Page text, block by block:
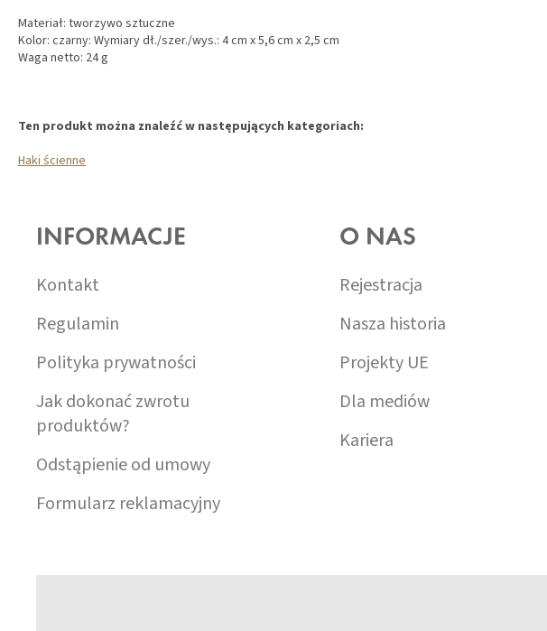
Materiał: tworzywo sztuczne
Kolor: czarny: Wymiary dł./szer./wys.: 4 cm x 5,6 cm x 2,5 cm
Waga netto: 24 g
Ten produkt można znaleźć w następujących kategoriach:
Haki ścienne
INFORMACJE
Kontakt
Regulamin
Polityka prywatności
Jak dokonać zwrotu
produktów?
Odstąpienie od umowy
Formularz reklamacyjny
O NAS
Rejestracja
Nasza historia
Projekty UE
Dla mediów
Kariera